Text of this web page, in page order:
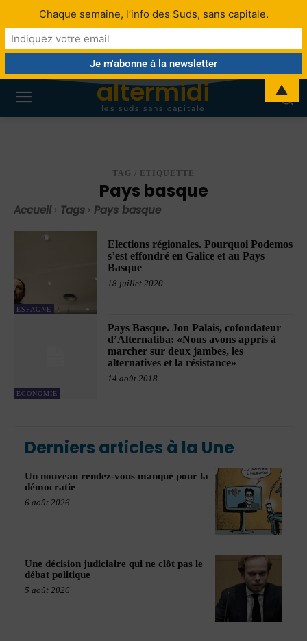
altermidi
les suds sans capitale
TAG / ETIQUETTE
Pays basque
Accueil Tags Pays basque
ESPAGNE
Elections régionales. Pourquoi Podemos
s’est effondré en Galice et au Pays
Basque
18 juillet 2020
ÉCONOMIE
Pays Basque. Jon Palais, cofondateur
d’Alternatiba: «Nous avons appris à
marcher sur deux jambes, les
alternatives et la résistance»
14 août 2018
Derniers articles à la Une
Un nouveau rendez-vous manqué pour la
démocratie
6 août 2026
Une décision judiciaire qui ne clôt pas le
débat politique
5 août 2026
Chaque semaine, l’info des Suds, sans capitale.
▲